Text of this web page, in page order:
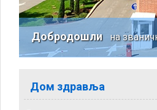
Добродошлина
Дом здравља